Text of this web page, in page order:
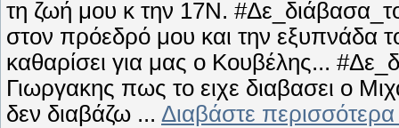
τη ζωή μου κ την 17Ν.
στον πρόεδρό μου και την εξυπνάδα
καθαρίσει για μας ο Κουβέλης...
Γιωργακης πως το ειχε διαβασει ο
δεν διαβάζω ... Διαβάστε